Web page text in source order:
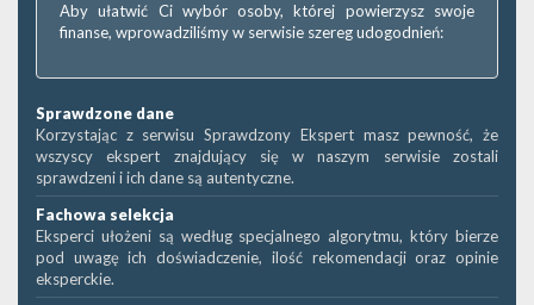
Aby ułatwić Ci wybór osoby, której powierzysz swoje
finanse, wprowadziliśmy w serwisie szereg udogodnień:
Sprawdzone dane
Korzystając z serwisu Sprawdzony Ekspert masz pewność, że
wszyscy ekspert znajdujący się w naszym serwisie zostali
sprawdzeni i ich dane są autentyczne.
Fachowa selekcja
Eksperci ułożeni są według specjalnego algorytmu, który bierze
pod uwagę ich doświadczenie, ilość rekomendacji oraz opinie
eksperckie.